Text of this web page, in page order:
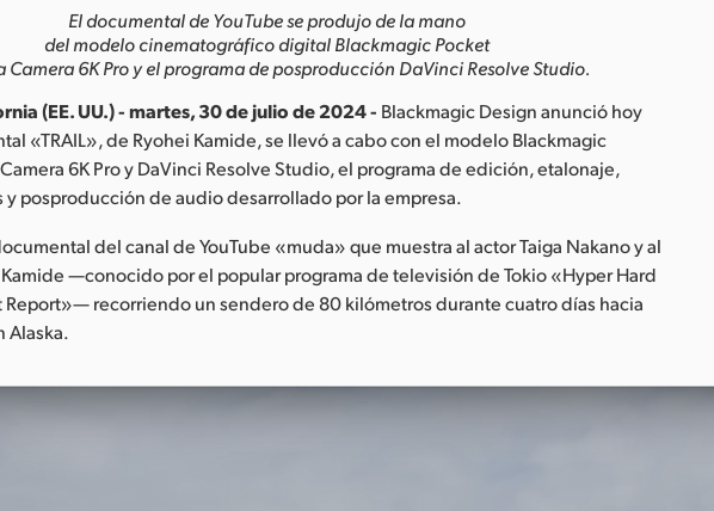
El documental de YouTube se produjo de la mano
del modelo cinematográfico digitalBlackmagic Pocket
Camera 6K Pro y el programa de posproducción DaVinci Resolve Studio.
(EE. UU.) - martes, 30 de julio de 2024 - Blackmagic Design anunció hoy
«TRAIL», de Ryohei Kamide, se llevó a cabo con el modelo Blackmagic
6K Pro y DaVinci Resolve Studio, el programa de edición, etalonaje,
y posproducción de audio desarrollado por la empresa.
del canal de YouTube «muda» que muestra al actor Taiga Nakano y al
—conocido por el popular programa de televisión de Tokio «Hyper Hard
Report»— recorriendo un sendero de 80 kilómetros durante cuatro días hacia
Alaska.